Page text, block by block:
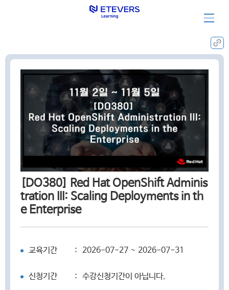
[DO380] Red Hat OpenShift Adminis
tration III: Scaling Deployments in th
e Enterprise
교육기간 : 2026-07-27 ~ 2026-07-31
신청기간 : 수강신청기간이 아닙니다.